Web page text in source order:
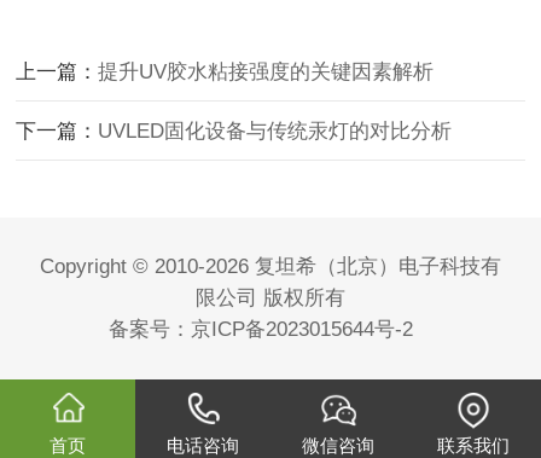
上一篇：提升UV胶水粘接强度的关键因素解析
下一篇： UVLED固化设备与传统汞灯的对比分析
Copyright © 2010-2026 复坦希（北京）电子科技有
限公司 版权所有
备案号： 京ICP备2023015644号-2
首页 电话咨询 微信咨询 联系我们